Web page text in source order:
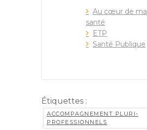
Au cœur de ma
santé
ETP
Santé Publique
Étiquettes :
ACCOMPAGNEMENT PLURI-
PROFESSIONNELS